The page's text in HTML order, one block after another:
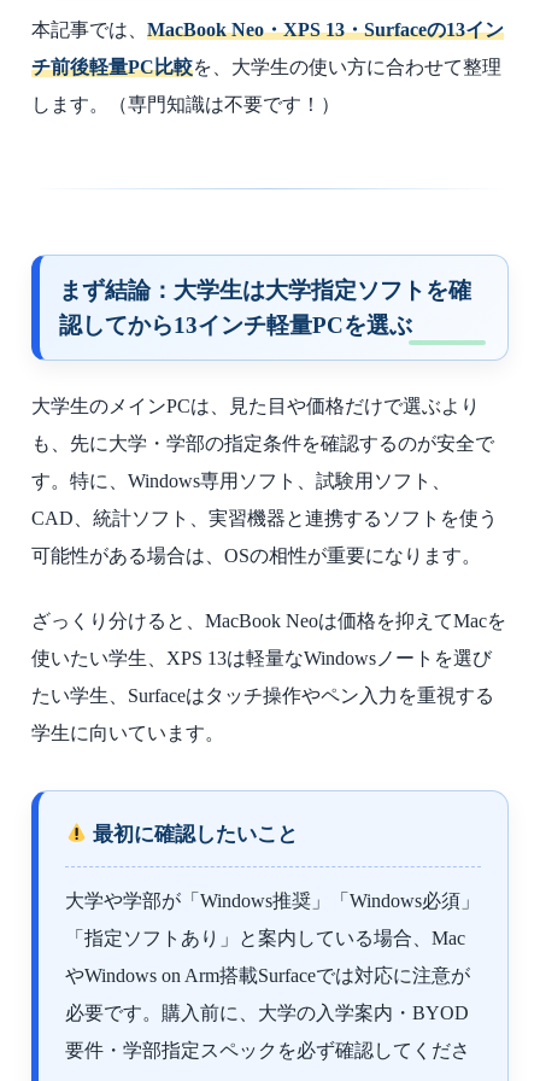
本記事では、 MacBook Neo・XPS 13・Surfaceの13イン
チ前後軽量PC比較を、大学生の使い方に合わせて整理
します。
（専門知識は不要です！）
まず結論：大学生は大学指定ソフトを確
認してから13インチ軽量PCを選ぶ
大学生のメインPCは、見た目や価格だけで選ぶより
も、先に大学・学部の指定条件を確認するのが安全で
す。特に、Windows専用ソフト、試験用ソフト、
CAD、統計ソフト、実習機器と連携するソフトを使う
可能性がある場合は、OSの相性が重要になります。
ざっくり分けると、MacBook Neoは価格を抑えてMacを
使いたい学生、XPS 13は軽量なWindowsノートを選び
たい学生、Surfaceはタッチ操作やペン入力を重視する
学生に向いています。
最初に確認したいこと
大学や学部が「Windows推奨」「Windows必須」
「指定ソフトあり」と案内している場合、Mac
やWindows on Arm搭載Surfaceでは対応に注意が
必要です。購入前に、大学の入学案内・BYOD
要件・学部指定スペックを必ず確認してくださ